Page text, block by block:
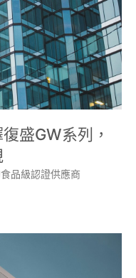
盛GW系列，
品級認證供應商